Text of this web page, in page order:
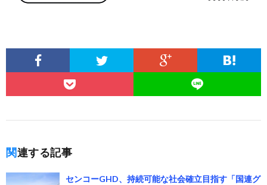
関連する記事
センコーGHD、持続可能な社会確立目指す「国連グ